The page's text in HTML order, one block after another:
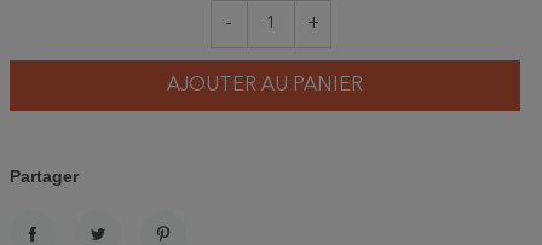
- +
AJOUTER AU PANIER
Partager